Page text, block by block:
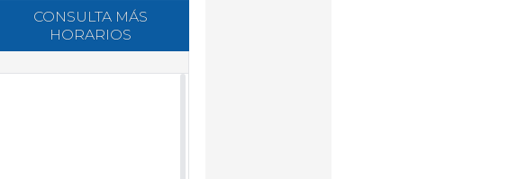
CONSULTA MÁS
HORARIOS